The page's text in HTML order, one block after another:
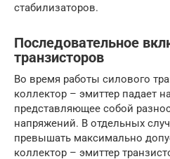
стабилизаторов.
Последовательное
транзисторов
Во время работы силового
коллектор – эмиттер падает
представляющее собой
напряжений. В отдельных
превышать максимально
коллектор – эмиттер